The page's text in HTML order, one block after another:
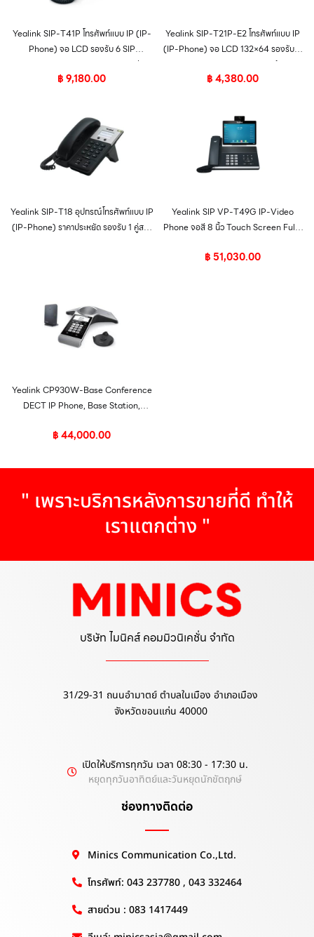
Yealink SIP-T41P โทรศัพท์แบบ IP (IP-
Phone) จอ LCD รองรับ 6 SIP
Account, HD Voice 2 Port รองรับ
POE
฿9,180.00
Yealink SIP-T21P-E2 โทรศัพท์แบบ IP
(IP-Phone) จอ LCD 132×64 รองรับ 2
SIP Account, HD Voice พร้อม
Adapter รองรับ POE
฿4,380.00
Yealink SIP-T18 อุปกรณ์โทรศัพท์แบบ IP
(IP-Phone) ราคาประหยัด รองรับ 1 คู่สาย
Yealink SIP VP-T49G IP-Video
Phone จอสี 8 นิ้ว Touch Screen Full-
฿51,030.00
Yealink CP930W-Base Conference
DECT IP Phone, Base Station,
฿44,000.00
" เพราะบริการหลังการขายที่ดี ทำให้
เราแตกต่าง "
บริษัท ไมนิคส์ คอมมิวนิเคชั่น จำกัด
31/29-31 ถนนอำมาตย์ ตำบลในเมือง อำเภอเมือง
จังหวัดขอนแก่น 40000
เปิดให้บริการทุกวัน เวลา 08:30 - 17:30 น.
หยุดทุกวันอาทิตย์และวันหยุดนักขัตฤกษ์
ช่องทางติดต่อ
Minics Communication Co.,Ltd.
โทรศัพท์: 043 237780 , 043 332464
สายด่วน : 083 1417449